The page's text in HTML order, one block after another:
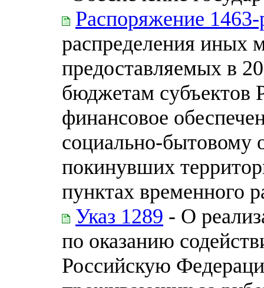
Распоряжение 1463-
распределения иных
предоставляемых в
бюджетам субъектов
финансовое
социально-бытовому
покинувших
пунктах временного
Указ 1289 - О
по оказанию
Российскую